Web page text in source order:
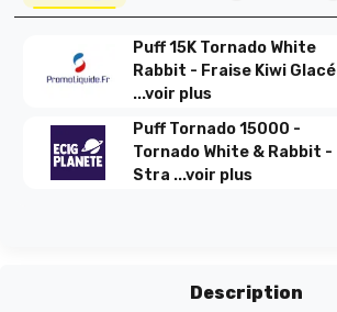
Puff 15K Tornado White
Rabbit - Fraise Kiwi Glacé
...voir plus
Puff Tornado 15000 -
Tornado White & Rabbit -
Stra ...voir plus
Description